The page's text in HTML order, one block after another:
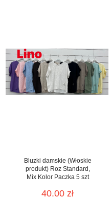
Bluzki damskie (Włoskie
produkt) Roz Standard,
Mix Kolor Paczka 5 szt
40.00 zł